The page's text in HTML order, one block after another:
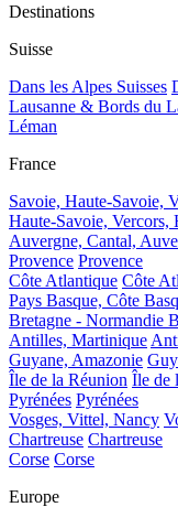
Destinations
Suisse
Dans les Alpes Suisses
Lausanne & Bords du
Léman
France
Savoie, Haute-Savoie,
Haute-Savoie, Vercors,
Auvergne, Cantal,
Provence Provence
Côte Atlantique Côte
Pays Basque, Côte
Bretagne - Normandie
Antilles, Martinique
Guyane, Amazonie
Île de la Réunion Île de
Pyrénées Pyrénées
Vosges, Vittel, Nancy
Chartreuse Chartreuse
Corse Corse
Europe